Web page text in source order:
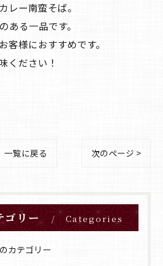
レー南蛮そば。
ある一品です。
客様におすすめです。
ください！
一覧に戻る 次のページ >
ゴリー Categories
カテゴリー